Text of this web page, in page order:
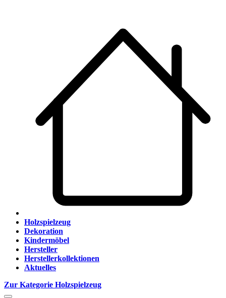
Holzspielzeug
Dekoration
Kindermöbel
Hersteller
Herstellerkollektionen
Aktuelles
Zur Kategorie Holzspielzeug